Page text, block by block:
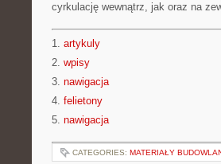
cyrkulację wewnątrz, jak oraz na
1. artykuly
2. wpisy
3. nawigacja
4. felietony
5. nawigacja
CATEGORIES: MATERIAŁY